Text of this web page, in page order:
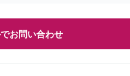
お問い合わせ